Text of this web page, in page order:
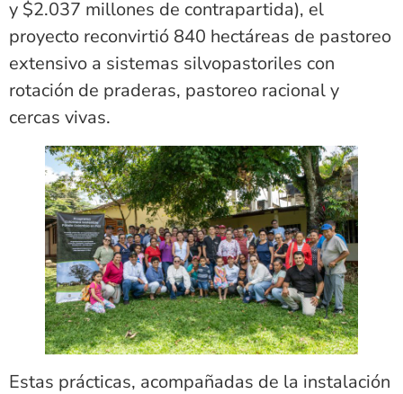
y $2.037 millones de contrapartida), el
proyecto reconvirtió 840 hectáreas de pastoreo
extensivo a sistemas silvopastoriles con
rotación de praderas, pastoreo racional y
cercas vivas.
Estas prácticas, acompañadas de la instalación